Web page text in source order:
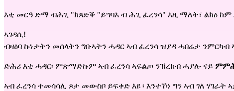
እቲ መርዓ ድማ ብሕጊ "ክጸድቕ "ይግባእ ብ ሕጊ ፈረንሳ" እዚ ማለት፣ ልክዕ
ኣገዳሲ!
ብዛዕባ ኩነታትን መሰላትን ግቡኣትን ሓዳር ኣብ ፈረንሳ ዝያዳ ሓበሬታ ንምርካብ
ድሕሪ እቲ ሓዳር፡ ምጽማድኩም ኣብ ፈረንሳ ኣፍልጦ ንኽረክብ ሓያሎ ናይ
ኣብ ፈረንሳ ተመሳሳሊ ጾታ መውስቦ ይፍቀድ እዩ ፡ እንተኾነ ግን ኣብ ገለ ሃገራት